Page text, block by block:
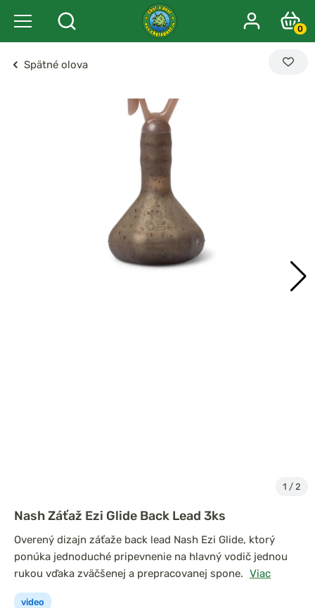
0
Spätné olova
1 / 2
Nash Záťaž Ezi Glide Back Lead 3ks
video
Overený dizajn záťaže back lead Nash Ezi Glide, ktorý
ponúka jednoduché pripevnenie na hlavný vodič jednou
rukou vďaka zväčšenej a prepracovanej spone. Viac